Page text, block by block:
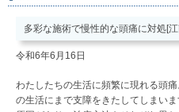
多彩な施術で慢性的な頭痛に対処[
令和6年6月16日
わたしたちの生活に頻繁に現れる頭
の生活にまで支障をきたしてしまい